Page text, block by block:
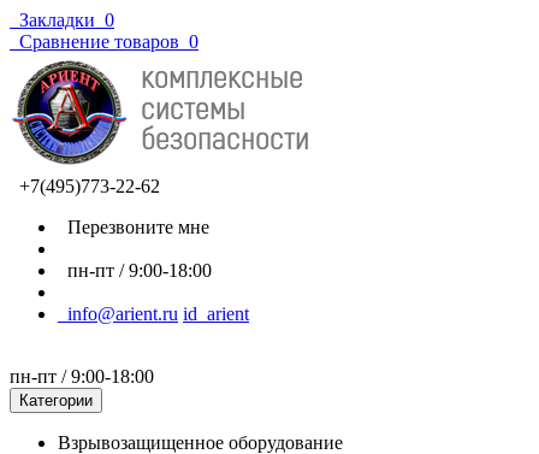
Закладки 0
Сравнение товаров 0
+7(495)773-22-62
Перезвоните мне
пн-пт / 9:00-18:00
info@arient.ru id_arient
пн-пт / 9:00-18:00
Категории
Взрывозащищенное оборудование